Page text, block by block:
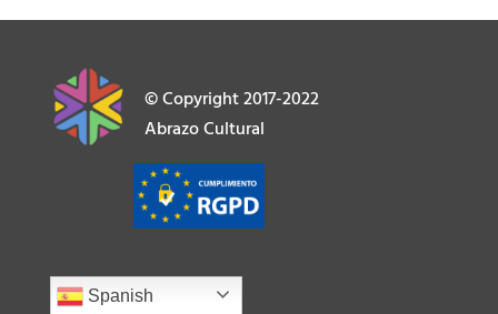
© Copyright 2017-2022
Abrazo Cultural
Spanish